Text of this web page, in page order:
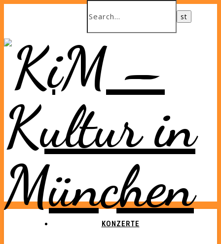
KONZERTE